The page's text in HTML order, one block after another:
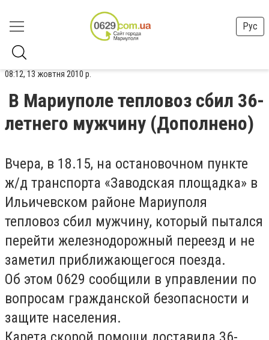
Рус
08:12, 13 жовтня 2010 р.
В Мариуполе тепловоз сбил 36-
летнего мужчину (Дополнено)
Вчера, в 18.15, на остановочном пункте
ж/д транспорта «Заводская площадка» в
Ильичевском районе Мариуполя
тепловоз сбил мужчину, который пытался
перейти железнодорожный переезд и не
заметил приближающегося поезда.
Об этом 0629 сообщили в управлении по
вопросам гражданской безопасности и
защите населения.